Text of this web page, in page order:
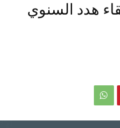
هدد السنوي